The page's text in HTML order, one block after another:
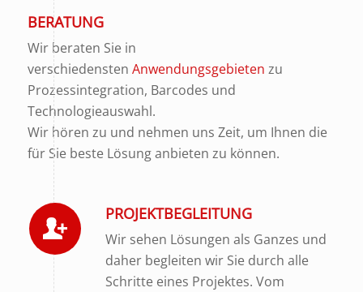
BERATUNG
Wir beraten Sie in
verschiedensten Anwendungsgebieten zu
Prozessintegration, Barcodes und
Technologieauswahl.
Wir hören zu und nehmen uns Zeit, um Ihnen die
für Sie beste Lösung anbieten zu können.
PROJEKTBEGLEITUNG
Wir sehen Lösungen als Ganzes und
daher begleiten wir Sie durch alle
Schritte eines Projektes. Vom